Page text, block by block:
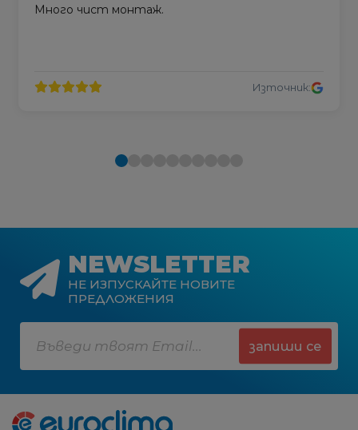
Много чист монтаж.
Източник:
NEWSLETTER
НЕ ИЗПУСКАЙТЕ НОВИТЕ
ПРЕДЛОЖЕНИЯ
запиши се